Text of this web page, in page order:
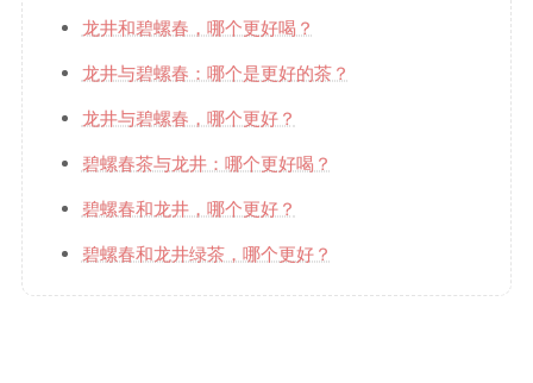
龙井和碧螺春，哪个更好喝？
龙井与碧螺春：哪个是更好的茶？
龙井与碧螺春，哪个更好？
碧螺春茶与龙井：哪个更好喝？
碧螺春和龙井，哪个更好？
碧螺春和龙井绿茶，哪个更好？